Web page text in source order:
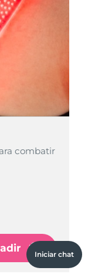
combatir
Iniciar chat